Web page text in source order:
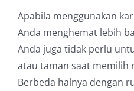
Apabila menggunakan
Anda menghemat lebih
Anda juga tidak perlu
atau taman saat memilih
Berbeda halnya dengan